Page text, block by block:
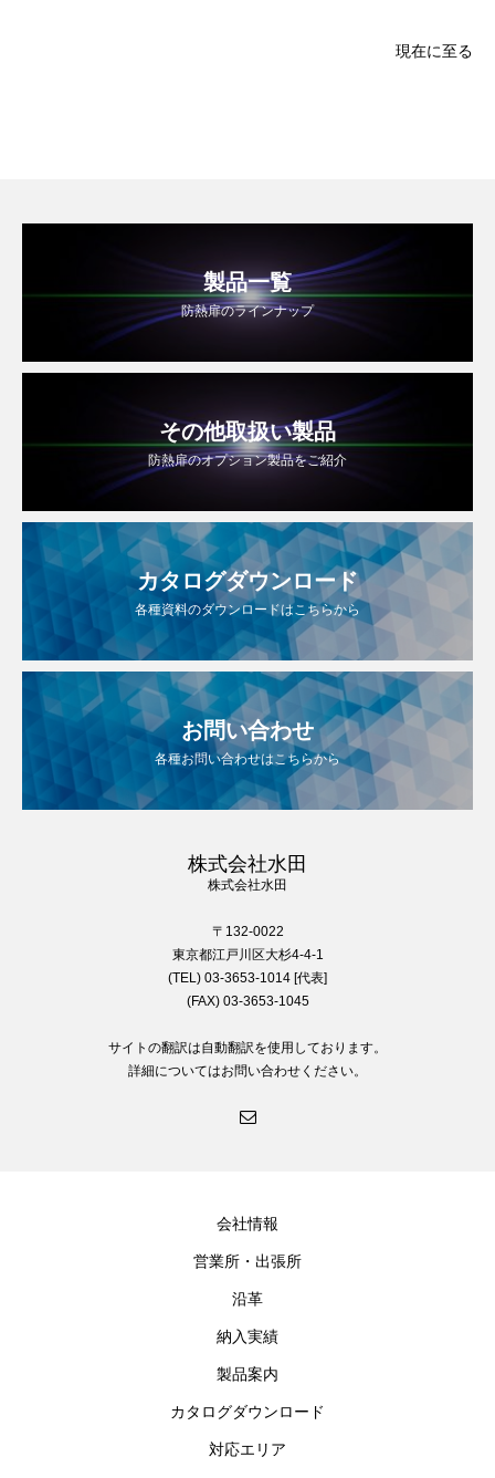
現在に至る
製品一覧
防熱扉のラインナップ
その他取扱い製品
防熱扉のオプション製品をご紹介
カタログダウンロード
各種資料のダウンロードはこちらから
お問い合わせ
各種お問い合わせはこちらから
株式会社水田
株式会社水田
〒132-0022
東京都江戸川区大杉4-4-1
(TEL) 03-3653-1014 [代表]
(FAX) 03-3653-1045
サイトの翻訳は自動翻訳を使用しております。
詳細についてはお問い合わせください。
会社情報
営業所・出張所
沿革
納入実績
製品案内
カタログダウンロード
対応エリア